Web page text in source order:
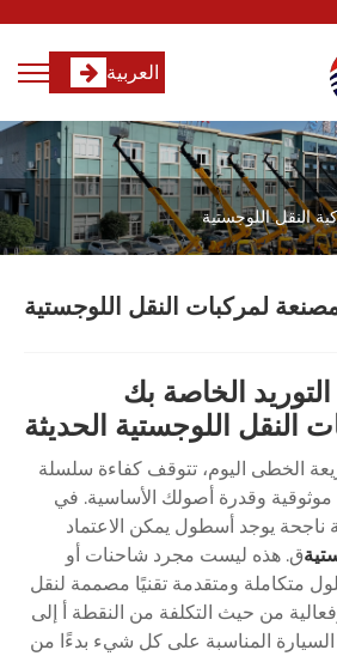
العربية
النقل اللوجستية
لمركبات النقل اللوجستية
الخاصة بك
النقل اللوجستية الحديثة
الخطى اليوم، تتوقف كفاءة سلسلة
موثوقية وقدرة أصولك الأساسية. في
يوجد أسطول يمكن الاعتماد
ق. هذه ليست مجرد شاحنات أو
متكاملة ومتقدمة تقنيًا مصممة لنقل
من حيث التكلفة من النقطة أ إلى
السيارة المناسبة على كل شيء بدءًا من